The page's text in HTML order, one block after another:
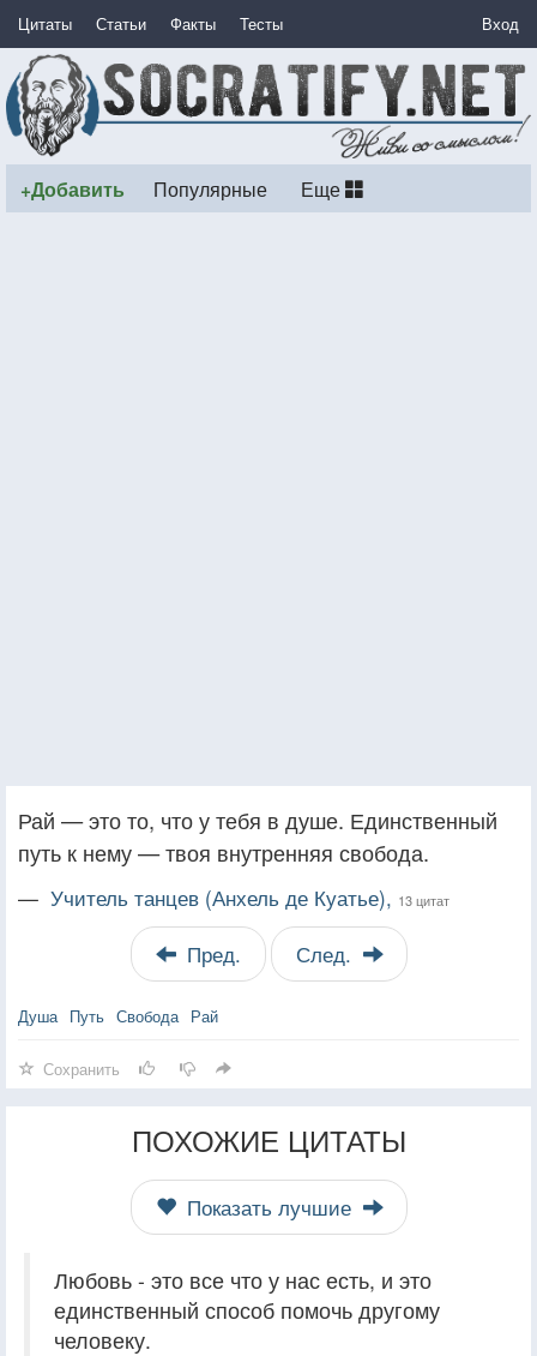
Цитаты Статьи Факты Тесты Вход
+Добавить Популярные Еще
Рай — это то, что у тебя в душе. Единственный
путь к нему — твоя внутренняя свобода.
— Учитель танцев (Анхель де Куатье), 13 цитат
Пред. След.
Душа Путь Свобода Рай
Сохранить
ПОХОЖИЕ ЦИТАТЫ
Показать лучшие
Любовь - это все что у нас есть, и это
единственный способ помочь другому
человеку.